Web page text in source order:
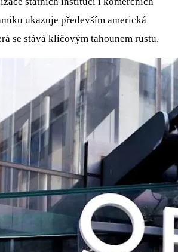
ukazuje především americká
se stává klíčovým tahounem růstu.